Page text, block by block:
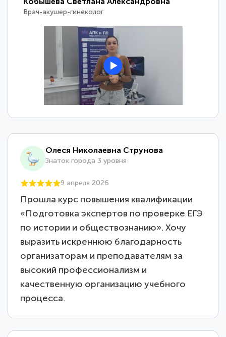
Врач-акушер-гинеколог
Олеся Николаевна Струнова
Знаток города 3 уровня
9 апреля 2026
Прошла курс повышения квалификации
«Подготовка экспертов по проверке ЕГЭ
по истории и обществознанию». Хочу
выразить искреннюю благодарность
организаторам и преподавателям за
высокий профессионализм и
качественную организацию учебного
процесса.